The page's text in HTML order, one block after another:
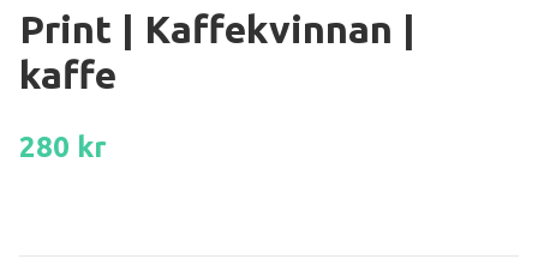
Print | Kaffekvinnan |
kaffe
280 kr